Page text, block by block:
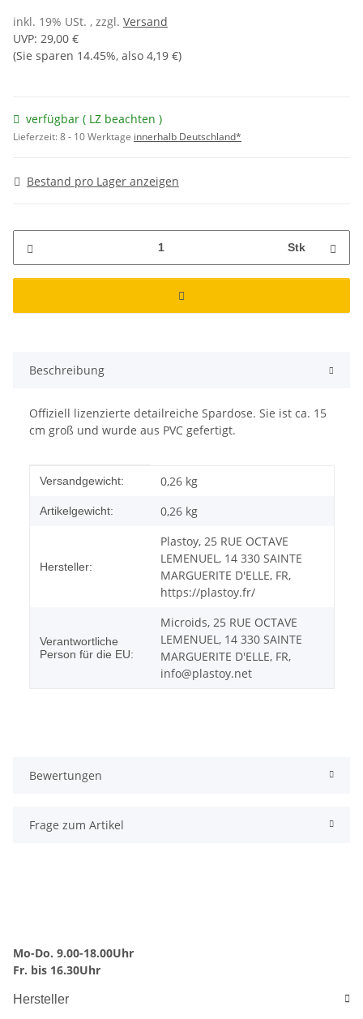
inkl. 19% USt. , zzgl. Versand
UVP: 29,00 €
(Sie sparen 14.45%, also 4,19 €)
verfügbar ( LZ beachten )
Lieferzeit:8 - 10 Werktage innerhalb Deutschland*
Bestand pro Lager anzeigen
Stk
Beschreibung
Offiziell lizenzierte detailreiche Spardose. Sie ist ca. 15
cm groß und wurde aus PVC gefertigt.
Produkteigenschaft
Wert
Versandgewicht: 0,26 kg
Artikelgewicht: 0,26 kg
Hersteller:
Plastoy, 25 RUE OCTAVE
LEMENUEL, 14 330 SAINTE
MARGUERITE D'ELLE, FR,
https://plastoy.fr/
Verantwortliche
Person für die EU:
Microids, 25 RUE OCTAVE
LEMENUEL, 14 330 SAINTE
MARGUERITE D'ELLE, FR,
info@plastoy.net
Bewertungen
Frage zum Artikel
Mo-Do. 9.00-18.00Uhr
Fr. bis 16.30Uhr
Hersteller